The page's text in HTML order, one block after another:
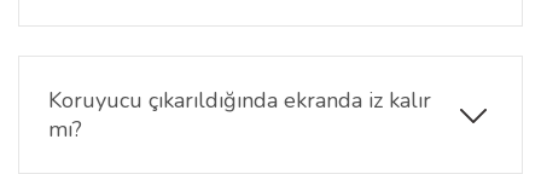
Evet, uygulaması oldukça basittir. Paket içeriğinde
yer alan temizlik kitini kullanarak ekranı tozdan
arındırdıktan sonra ekran koruyucuyu yerleştirebilir,
özel yapışkan yüzeyi sayesinde baloncuksuz
Koruyucu çıkarıldığında ekranda iz kalır
mı?